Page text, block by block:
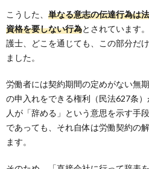
こうした、 単なる意志の伝達行為は
資格を要しない行為とされています
護士、どこを通じても、この部分だ
ました。
労働者には契約期間の定めがない無
の申入れをできる権利（民法627条
人が「辞める」という意思を示す手
であっても、それ自体は労働契約の
ます。